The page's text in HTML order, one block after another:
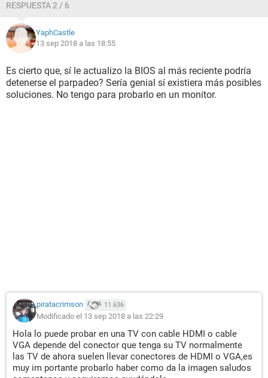
RESPUESTA 2 / 6
YaphCastle
13 sep 2018 a las 18:55
Es cierto que, sí le actualizo la BIOS al más reciente podría
detenerse el parpadeo? Sería genial sí existiera más posibles
soluciones. No tengo para probarlo en un monitor.
piratacrimson 11.636
Modificado el 13 sep 2018 a las 22:29
Hola lo puede probar en una TV con cable HDMI o cable
VGA depende del conector que tenga su TV normalmente
las TV de ahora suelen llevar conectores de HDMI o VGA,es
muy im portante probarlo haber como da la imagen saludos